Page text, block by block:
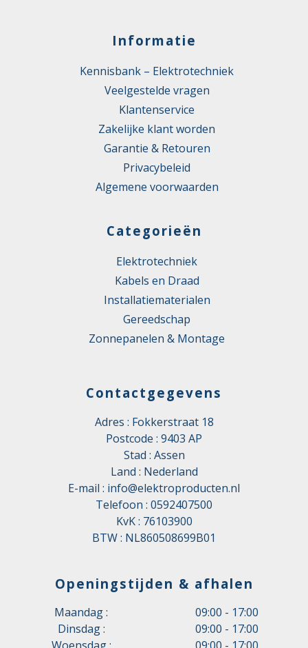
Informatie
Kennisbank – Elektrotechniek
Veelgestelde vragen
Klantenservice
Zakelijke klant worden
Garantie & Retouren
Privacybeleid
Algemene voorwaarden
Categorieën
Elektrotechniek
Kabels en Draad
Installatiematerialen
Gereedschap
Zonnepanelen & Montage
Contactgegevens
Adres : Fokkerstraat 18
Postcode : 9403 AP
Stad : Assen
Land : Nederland
E-mail : info@elektroproducten.nl
Telefoon : 0592407500
KvK : 76103900
BTW : NL860508699B01
Openingstijden & afhalen
Maandag :
09:00 - 17:00
Dinsdag :
09:00 - 17:00